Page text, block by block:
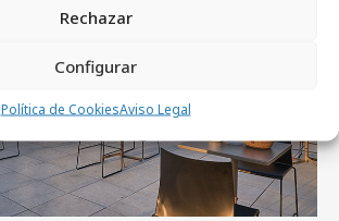
Rechazar
Configurar
Política de CookiesAviso Legal